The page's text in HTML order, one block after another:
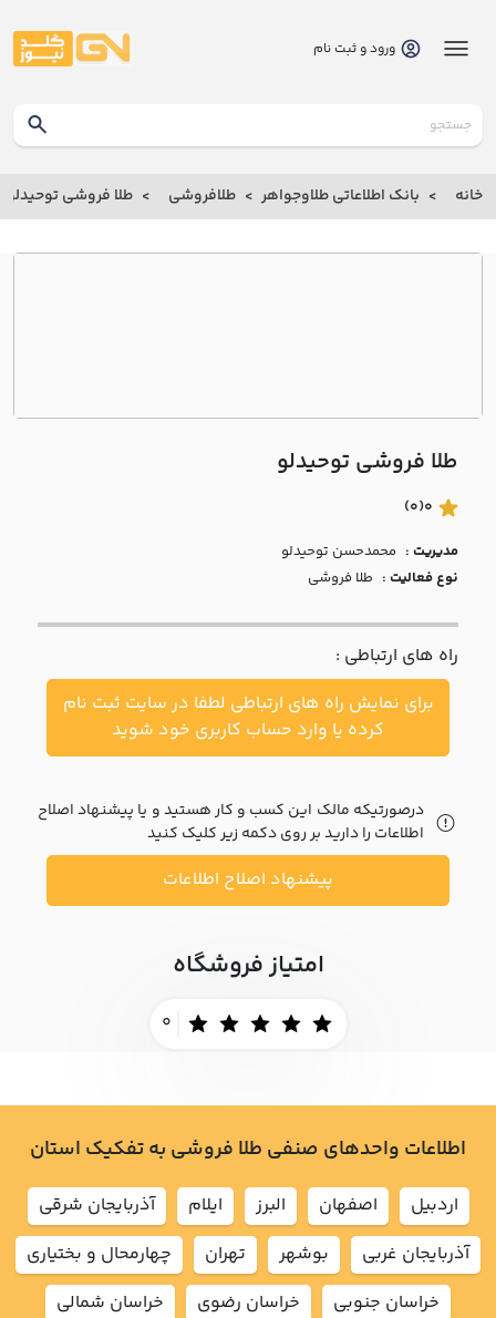
بانک
بانک
اطلاعاتی
درباره
با ما
مقالات
اخبار
پرسش
متداول
خواست
ورود و ثبت نام
خانه بانک اطلاعاتی طلاوجواهر طلافروشی طلا فروشی توحيدلو
طلا فروشی توحيدلو
0
(0)
مدیریت : محمدحسن توحيدلو
نوع فعالیت : طلا فروشی
راه های ارتباطی :
برای نمایش راه های ارتباطی لطفا در سایت ثبت نام
کرده یا وارد حساب کاربری خود شوید
درصورتیکه مالک این کسب و کار هستید و یا پیشنهاد اصلاح
اطلاعات را دارید بر روی دکمه زیر کلیک کنید
پیشنهاد اصلاح اطلاعات
امتیاز فروشگاه
0
اطلاعات واحدهای صنفی طلا فروشی به تفکیک استان
اردبيل اصفهان البرز ايلام
آذربايجان شرقي
آذربايجان غربي
بوشهر تهران
چهارمحال و بختياري
خراسان جنوبي
خراسان رضوي
خراسان شمالي